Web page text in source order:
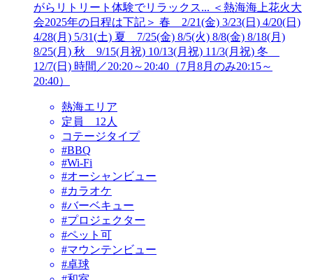
がらリトリート体験でリラックス... ＜熱海海上花火大
会2025年の日程は下記＞ 春 2/21(金) 3/23(日) 4/20(日)
4/28(月) 5/31(土) 夏 7/25(金) 8/5(火) 8/8(金) 8/18(月)
8/25(月) 秋 9/15(月祝) 10/13(月祝) 11/3(月祝) 冬
12/7(日) 時間／20:20～20:40（7月8月のみ20:15～
20:40）
熱海エリア
定員 12人
コテージタイプ
#BBQ
#Wi-Fi
#オーシャンビュー
#カラオケ
#バーベキュー
#プロジェクター
#ペット可
#マウンテンビュー
#卓球